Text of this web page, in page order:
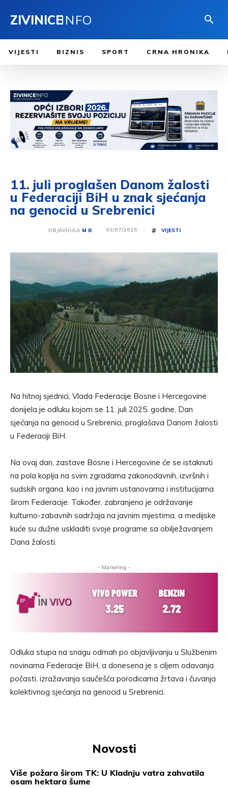
ZIVINICEINFO
VIJESTI BIZNIS SPORT CRNA HRONIKA
11. juli proglašen Danom žalosti
u Federaciji BiH u znak sjećanja
na genocid u Srebrenici
OBJAVIO/LA M B 02/07/2025 # VIJESTI
Na hitnoj sjednici, Vlada Federacije Bosne i Hercegovine
donijela je odluku kojom se 11. juli 2025. godine, Dan
sjećanja na genocid u Srebrenici, proglašava Danom žalosti
u Federaciji BiH.
Na ovaj dan, zastave Bosne i Hercegovine će se istaknuti
na pola koplja na svim zgradama zakonodavnih, izvršnih i
sudskih organa, kao i na javnim ustanovama i institucijama
širom Federacije. Također, zabranjeno je održavanje
kulturno-zabavnih sadržaja na javnim mjestima, a medijske
kuće su dužne uskladiti svoje programe sa obilježavanjem
Dana žalosti.
- Marketing -
Odluka stupa na snagu odmah po objavljivanju u Službenim
novinama Federacije BiH, a donesena je s ciljem odavanja
počasti, izražavanja saučešća porodicama žrtava i čuvanja
kolektivnog sjećanja na genocid u Srebrenici.
Novosti
Više požara širom TK: U Kladnju vatra zahvatila
osam hektara šume